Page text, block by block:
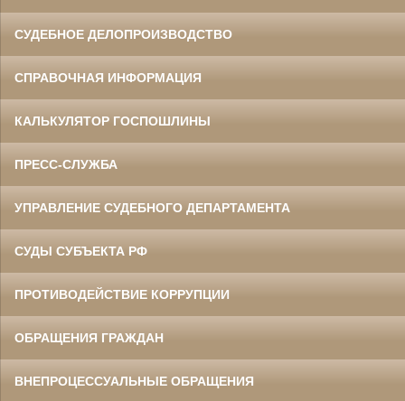
СУДЕБНОЕ ДЕЛОПРОИЗВОДСТВО
СПРАВОЧНАЯ ИНФОРМАЦИЯ
КАЛЬКУЛЯТОР ГОСПОШЛИНЫ
ПРЕСС-СЛУЖБА
УПРАВЛЕНИЕ СУДЕБНОГО ДЕПАРТАМЕНТА
СУДЫ СУБЪЕКТА РФ
ПРОТИВОДЕЙСТВИЕ КОРРУПЦИИ
ОБРАЩЕНИЯ ГРАЖДАН
ВНЕПРОЦЕССУАЛЬНЫЕ ОБРАЩЕНИЯ